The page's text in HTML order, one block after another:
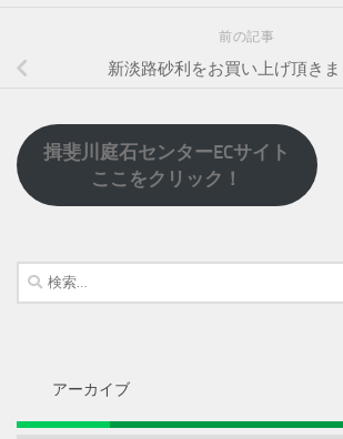
前の記事
新淡路砂利をお買い上げ頂きま
揖斐川庭石センターECサイト
ここをクリック！
検
索:
アーカイブ